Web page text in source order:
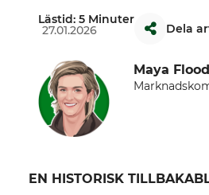
27.01.2026
Lästid: 5 Minuter
Dela
Maya Flood
EN HISTORISK